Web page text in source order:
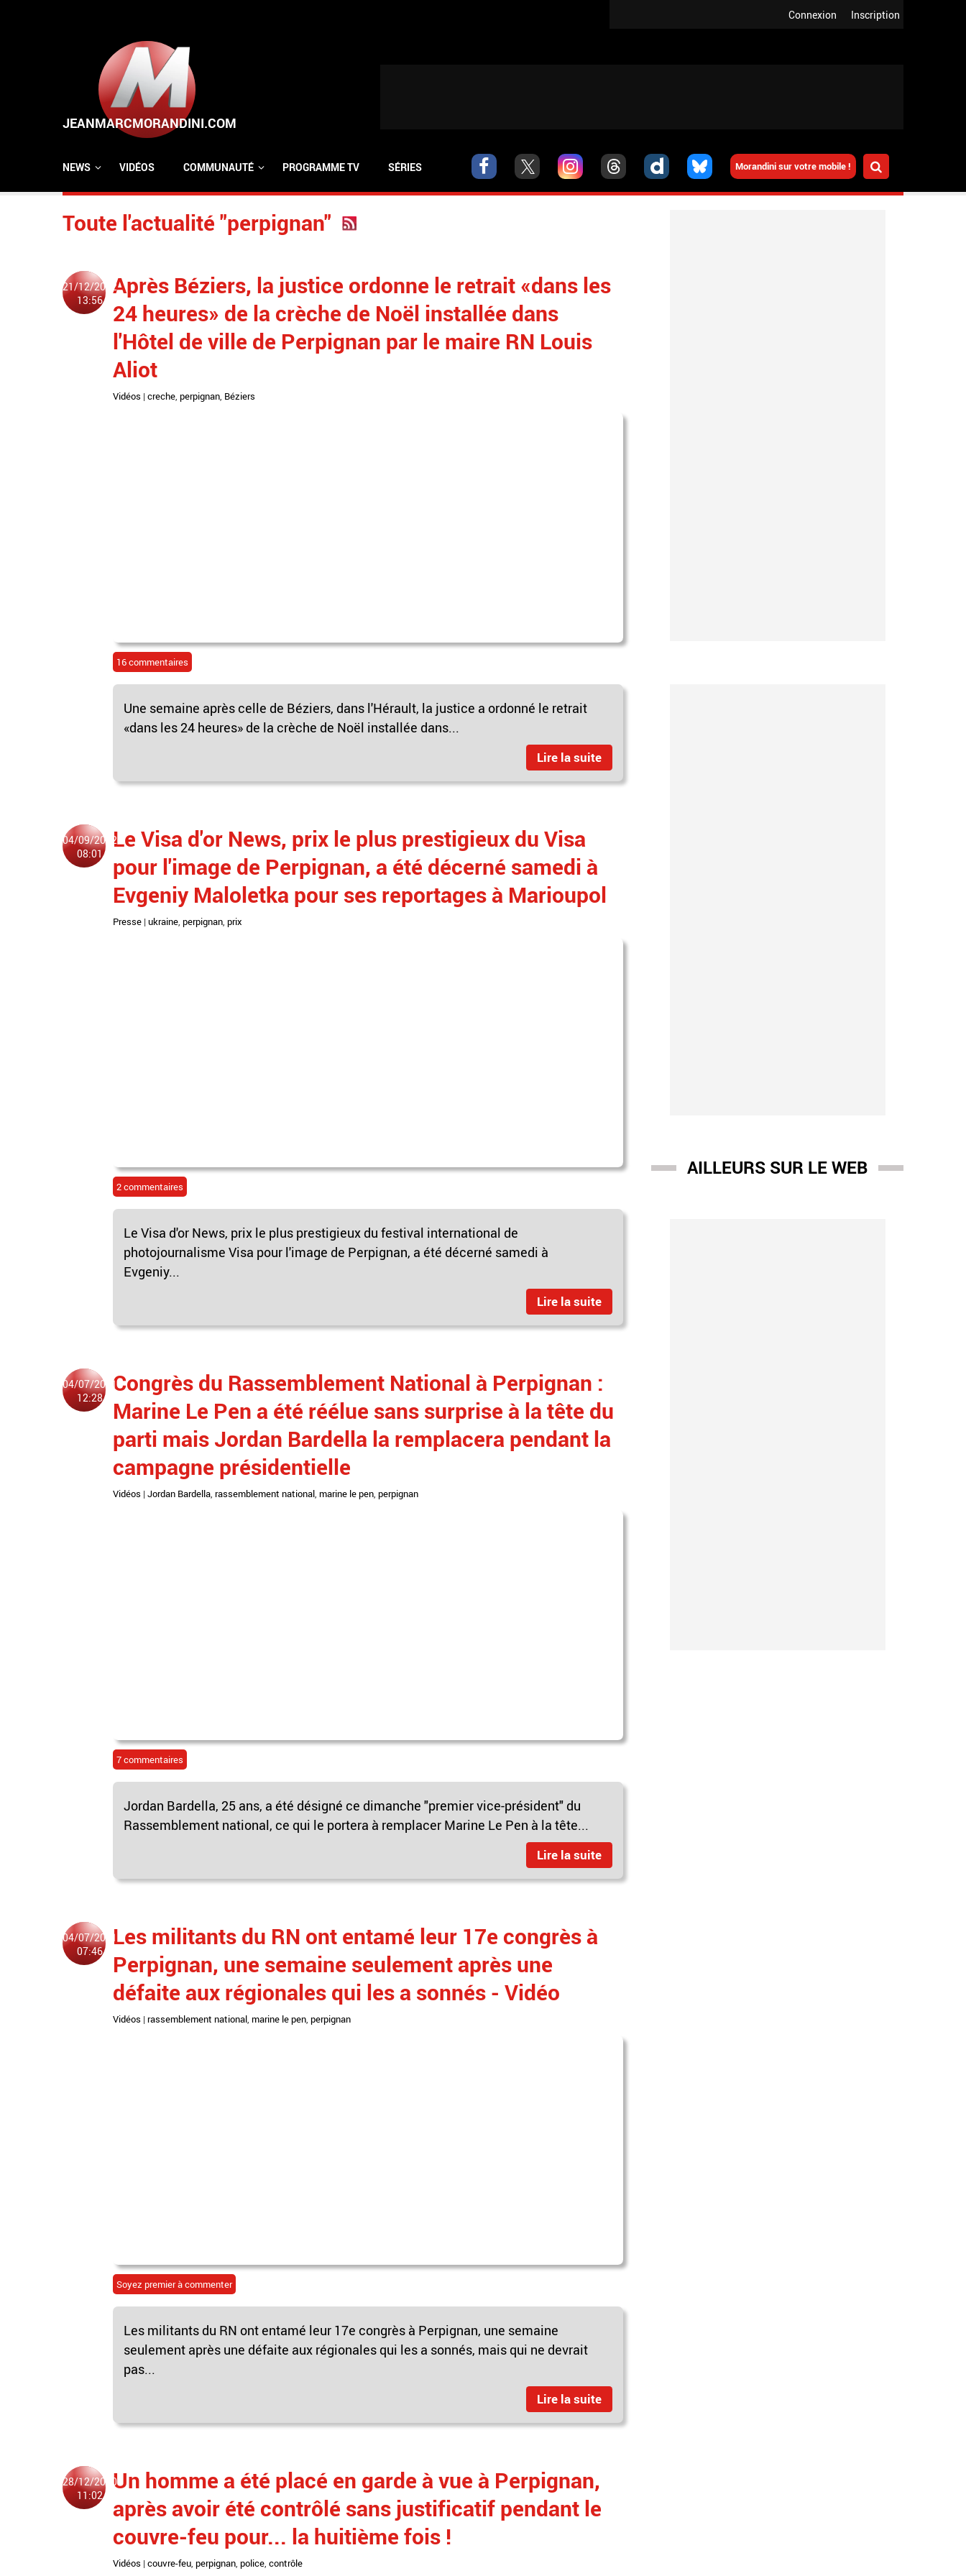
Inscription
Connexion
Morandini sur votre mobile !
NEWS VIDÉOS COMMUNAUTÉ PROGRAMME TV SÉRIES
Toute l'actualité "perpignan"
21/12/2022
13:56
Après Béziers, la justice ordonne le retrait «dans les
24 heures» de la crèche de Noël installée dans
l'Hôtel de ville de Perpignan par le maire RN Louis
Aliot
Vidéos | creche, perpignan, Béziers
16 commentaires
Une semaine après celle de Béziers, dans l'Hérault, la justice a ordonné le retrait
«dans les 24 heures» de la crèche de Noël installée dans...
Lire la suite
04/09/2022
08:01
Le Visa d'or News, prix le plus prestigieux du Visa
pour l'image de Perpignan, a été décerné samedi à
Evgeniy Maloletka pour ses reportages à Marioupol
Presse | ukraine perpignan prix
2 commentaires
Le Visa d'or News, prix le plus prestigieux du festival international de
photojournalisme Visa pour l'image de Perpignan, a été décerné samedi à
Evgeniy...
Lire la suite
04/07/2021
12:28
Congrès du Rassemblement National à Perpignan :
Marine Le Pen a été réélue sans surprise à la tête du
parti mais Jordan Bardella la remplacera pendant la
campagne présidentielle
Vidéos | Jordan Bardella, rassemblement national, marine le pen, perpignan
7 commentaires
Jordan Bardella, 25 ans, a été désigné ce dimanche "premier vice-président" du
Rassemblement national, ce qui le portera à remplacer Marine Le Pen à la tête...
Lire la suite
04/07/2021
07:46
Les militants du RN ont entamé leur 17e congrès à
Perpignan, une semaine seulement après une
défaite aux régionales qui les a sonnés - Vidéo
Vidéos | rassemblement national marine le pen perpignan
Soyez premier à commenter
Les militants du RN ont entamé leur 17e congrès à Perpignan, une semaine
seulement après une défaite aux régionales qui les a sonnés, mais qui ne devrait
pas...
Lire la suite
28/12/2020
11:02
Un homme a été placé en garde à vue à Perpignan,
après avoir été contrôlé sans justificatif pendant le
couvre-feu pour... la huitième fois !
Vidéos | couvre-feu, perpignan, police, contrôle
AILLEURS SUR LE WEB